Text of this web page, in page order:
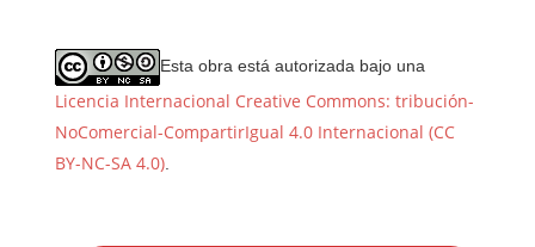
Esta obra está autorizada bajo una
Licencia Internacional Creative Commons: tribución-
NoComercial-CompartirIgual 4.0 Internacional (CC
BY-NC-SA 4.0)